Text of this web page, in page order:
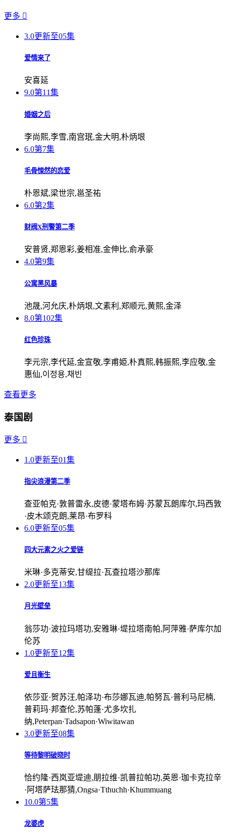
更多 
3.0更新至05集
爱情来了
安喜延
9.0第11集
婚姻之后
李尚熙,李雪,南宫珉,金大明,朴炳垠
6.0第7集
毛骨悚然的恋爱
朴恩斌,梁世宗,邕圣祐
6.0第2集
财阀X刑警第二季
安普贤,郑恩彩,姜相准,金伸比,俞承豪
4.0第9集
公寓黑风暴
池晟,河允庆,朴炳垠,文素利,郑顺元,黄熙,金泽
8.0第102集
红色珍珠
李元宗,李代延,金宣敬,李甫姫,朴真熙,韩振熙,李应敬,金
惠仙,이정용,채빈
查看更多
泰国剧
更多 
1.0更新至01集
指尖浪漫第二季
查亚帕克·敦普雷永,皮德·蒙塔布姆·苏蒙瓦朗库尔,玛西敦
·皮木颂克朗,莱昂·布罗科
6.0更新至05集
四大元素之火之爱链
米琳·多克蒂安,甘缇拉·瓦查拉塔沙那库
2.0更新至13集
月光壁垒
翁莎功·波拉玛塔功,安雅琳·堤拉塔南帕,阿萍雅·萨库尔加
伦苏
1.0更新至12集
爱且衡生
依莎亚·贺苏汪,帕泽功·布莎娜瓦迪,帕努瓦·普利马尼楠,
普莉玛·邦查伦,苏帕蓬·尤多坎扎
纳,Peterpan·Tadsapon·Wiwitawan
3.0更新至08集
等待黎明破晓时
恰约隆·西岚亚堤迪,朋拉维·凯普拉帕功,英恩·珈卡克拉辛
·阿塔萨珐那猜,Ongsa·Tthuchh·Khummuang
10.0第5集
龙婆虎